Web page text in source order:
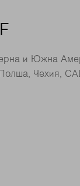
и Южна
Чехия,